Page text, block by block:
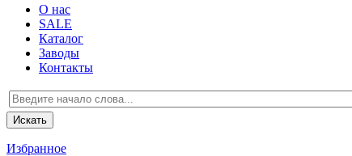
О нас
SALE
Каталог
Заводы
Контакты
Избранное